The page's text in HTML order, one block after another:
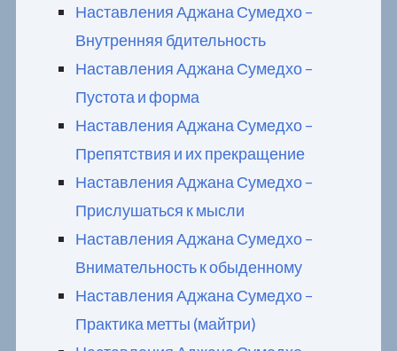
Наставления Аджана Сумедхо –
Внутренняя бдительность
Наставления Аджана Сумедхо –
Пустота и форма
Наставления Аджана Сумедхо –
Препятствия и их прекращение
Наставления Аджана Сумедхо –
Прислушаться к мысли
Наставления Аджана Сумедхо –
Внимательность к обыденному
Наставления Аджана Сумедхо –
Практика метты (майтри)